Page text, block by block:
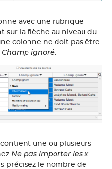
avec une rubrique
sur la flèche au niveau du
colonne ne doit pas être
Champ ignoré.
une ou plusieurs
Ne pas importer les x
précisez le nombre de